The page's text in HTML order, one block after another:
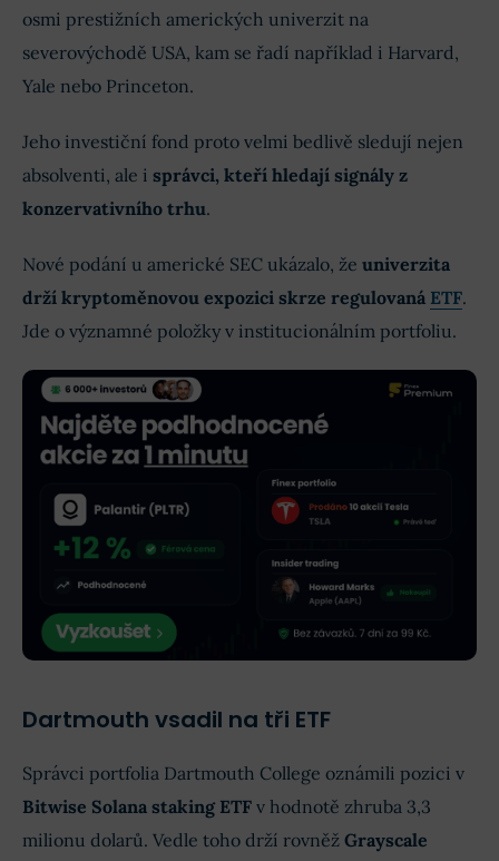
osmi prestižních amerických univerzit na
severovýchodě USA, kam se řadí například i Harvard,
Yale nebo Princeton.
Jeho investiční fond proto velmi bedlivě sledují nejen
absolventi, ale i správci, kteří hledají signály z
konzervativního trhu.
Nové podání u americké SEC ukázalo, že univerzita
drží kryptoměnovou expozici skrze regulovaná ETF.
Jde o významné položky v institucionálním portfoliu.
Dartmouth vsadil na tři ETF
Správci portfolia Dartmouth College oznámili pozici v
Bitwise Solana staking ETF v hodnotě zhruba 3,3
milionu dolarů. Vedle toho drží rovněž Grayscale